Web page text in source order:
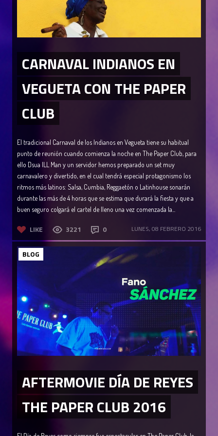
CARNAVAL INDIANOS EN
VEGUETA CON THE PAPER
CLUB
El tradicional Carnaval de los Indianos en Vegueta tiene su habitual
punto de reunión cuando comienza la noche en The Paper Club, para
ello Dsua ILL Man y un servidor hemos preparado un set muy
carnavalero y divertido, en el cual tendrá especial protagonismo los
ritmos más latinos: Salsa, Cumbia, Reggaetón o Latinhouse sonarán
durante las más de 4 horas que se estima que durará la fiesta y que a
buen seguro colgará el cartel de lleno una vez comenzada la...
LIKE 3221 0 LUNES, 08 FEBRERO 2016
BLOG
AFTERMOVIE DÍA DE REYES
THE PAPER CLUB 2016